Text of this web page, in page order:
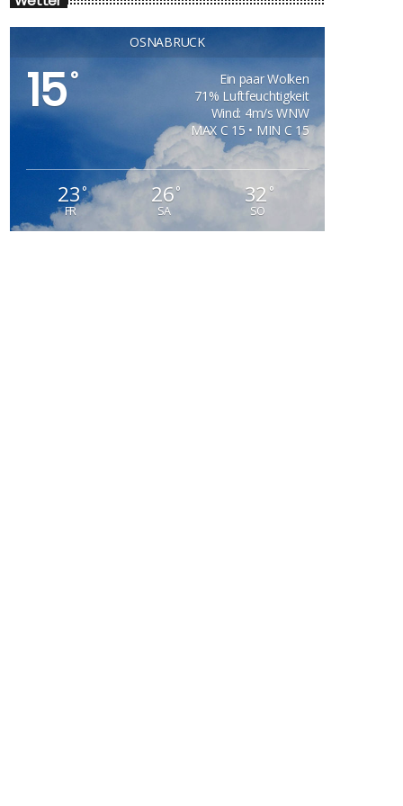
OSNABRÜCK
15°
Ein paar Wolken
71% Luftfeuchtigkeit
Wind: 4m/s WNW
MAX C 15 • MIN C 15
23°
FR
26°
SA
32 °
SO